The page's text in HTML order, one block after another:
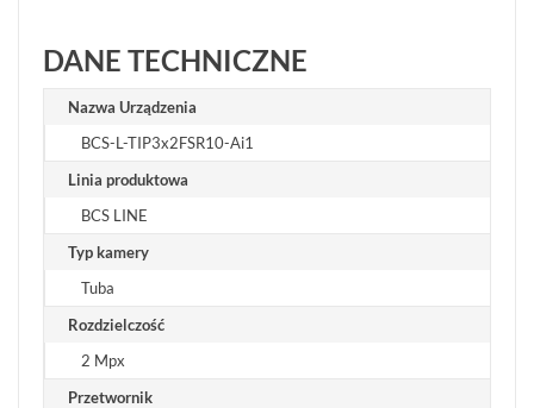
DANE TECHNICZNE
Nazwa Urządzenia
BCS-L-TIP3x2FSR10-Ai1
Linia produktowa
BCS LINE
Typ kamery
Tuba
Rozdzielczość
2 Mpx
Przetwornik